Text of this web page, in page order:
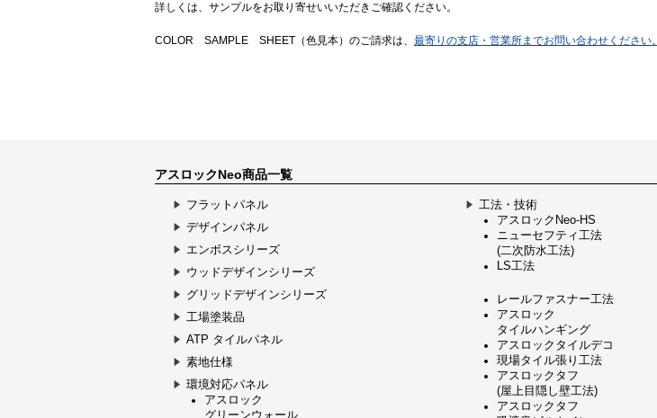
詳しくは、サンプルをお取り寄せいいただきご確認ください。
COLOR SAMPLE SHEET（色見本）のご請求は、 最寄りの支店・営業所までお問い合わせください。
アスロックNeo商品一覧
フラットパネル
デザインパネル
エンボスシリーズ
ウッドデザインシリーズ
グリッドデザインシリーズ
工場塗装品
ATP タイルパネル
素地仕様
環境対応パネル
アスロック
グリーンウォール
工法・技術
アスロックNeo-HS
ニューセフティ工法
(二次防水工法)
LS工法
レールファスナー工法
アスロック
タイルハンギング
アスロックタイルデコ
現場タイル張り工法
アスロックタフ
(屋上目隠し壁工法)
アスロックタフ